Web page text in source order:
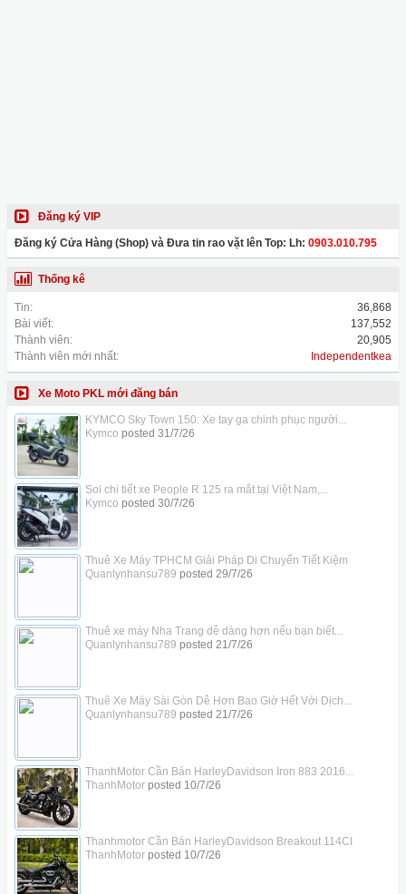
Đăng ký VIP
Đăng ký Cửa Hàng (Shop) và Đưa tin rao vặt lên Top: Lh: 0903.010.795
Thống kê
Tin:
36,868
Bài viết:
137,552
Thành viên:
20,905
Thành viên mới nhất:
Independentkea
Xe Moto PKL mới đăng bán
KYMCO Sky Town 150: Xe tay ga chinh phục người...
Kymco posted 31/7/26
Soi chi tiết xe People R 125 ra mắt tại Việt Nam,...
Kymco posted 30/7/26
Thuê Xe Máy TPHCM Giải Pháp Di Chuyển Tiết Kiệm
Quanlynhansu789 posted 29/7/26
Thuê xe máy Nha Trang dễ dàng hơn nếu bạn biết...
Quanlynhansu789 posted 21/7/26
Thuê Xe Máy Sài Gòn Dễ Hơn Bao Giờ Hết Với Dịch...
Quanlynhansu789 posted 21/7/26
ThanhMotor Cần Bán HarleyDavidson Iron 883 2016...
ThanhMotorposted 10/7/26
Thanhmotor Cần Bán HarleyDavidson Breakout 114CI
ThanhMotorposted 10/7/26